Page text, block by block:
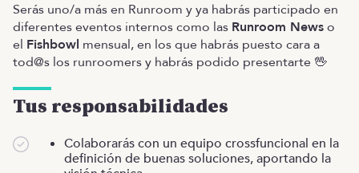
Serás uno/a más en Runroom y ya habrás participado en
diferentes eventos internos como las Runroom Newso
el Fishbowl mensual, en los que habrás puesto cara a
tod@s los runroomers y habrás podido presentarte 🖖
Tus responsabilidades
Colaborarás con un equipo crossfuncional en la
definición de buenas soluciones, aportando la